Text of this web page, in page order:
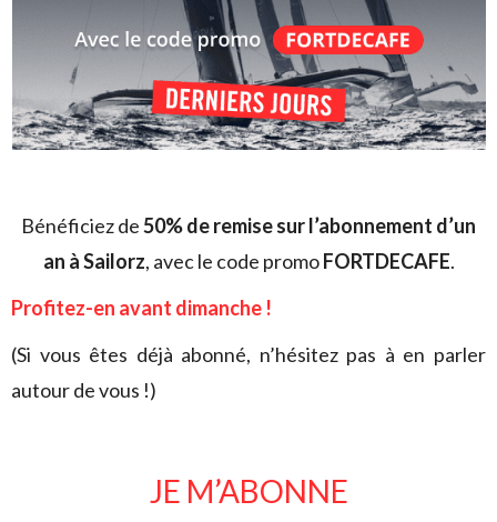
Bénéficiez de50% de remise sur l’abonnement d’un
an à Sailorz, avec le code promoFORTDECAFE.
Profitez-en avant dimanche !
(Si vous êtes déjà abonné, n’hésitez pas à en parler
autour de vous !)
JE M’ABONNE